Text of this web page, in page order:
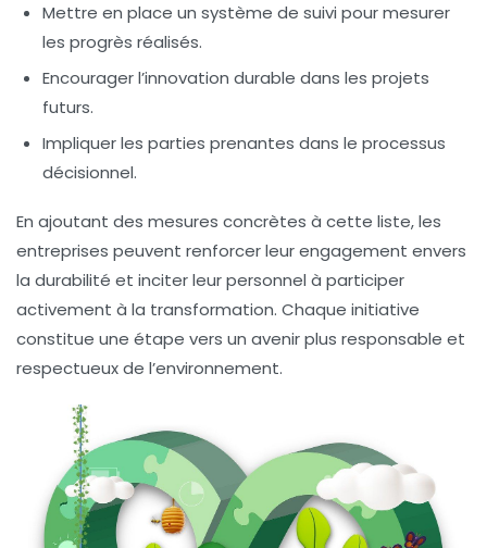
Mettre en place un système de suivi pour mesurer
les progrès réalisés.
Encourager l’innovation durable dans les projets
futurs.
Impliquer les parties prenantes dans le processus
décisionnel.
En ajoutant des mesures concrètes à cette liste, les
entreprises peuvent renforcer leur engagement envers
la durabilité et inciter leur personnel à participer
activement à la transformation. Chaque initiative
constitue une étape vers un avenir plus responsable et
respectueux de l’environnement.